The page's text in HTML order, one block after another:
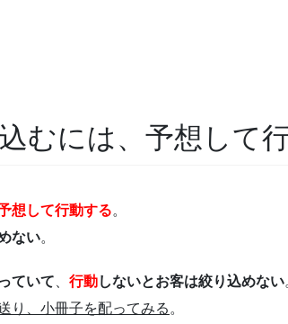
むには、予想して
想して行動する。
ない。
ていて 行動しないとお客は絞り込めない
り、小冊子を配ってみる 。